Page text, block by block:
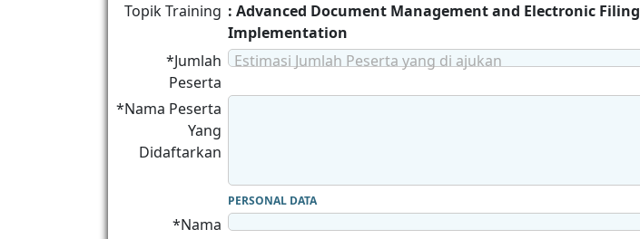
Topik Training : Advanced Document Management and Electronic Filing
Implementation
*Jumlah
Peserta
Estimasi Jumlah Peserta yang di ajukan
*Nama Peserta
Yang
Didaftarkan
PERSONAL DATA
*Nama